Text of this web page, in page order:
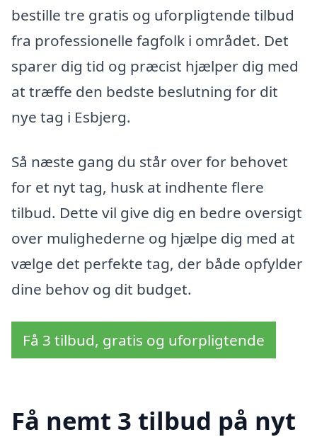
bestille tre gratis og uforpligtende tilbud
fra professionelle fagfolk i området. Det
sparer dig tid og præcist hjælper dig med
at træffe den bedste beslutning for dit
nye tag i Esbjerg.
Så næste gang du står over for behovet
for et nyt tag, husk at indhente flere
tilbud. Dette vil give dig en bedre oversigt
over mulighederne og hjælpe dig med at
vælge det perfekte tag, der både opfylder
dine behov og dit budget.
Få 3 tilbud, gratis og uforpligtende
Få nemt 3 tilbud på nyt